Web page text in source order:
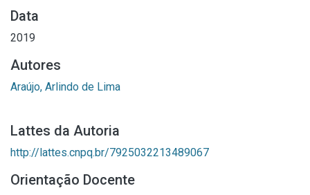
Data
2019
Autores
Araújo, Arlindo de Lima
Lattes da Autoria
http://lattes.cnpq.br/7925032213489067
Orientação Docente